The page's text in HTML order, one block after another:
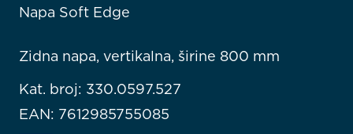
Napa Soft Edge
Zidna napa, vertikalna, širine 800 mm
Kat. broj: 330.0597.527
EAN: 7612985755085